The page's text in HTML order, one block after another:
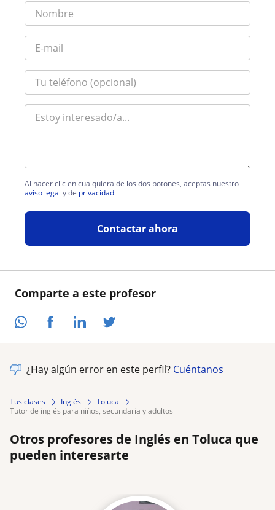
Comparte a este profesor
Al hacer clic en cualquiera de los dos botones, aceptas nuestro
aviso legal y de privacidad
Contactar ahora
¿Hay algún error en este perfil? Cuéntanos
Tus clases Inglés
Toluca
tutor de inglés para niños, secundaria y adultos
Otros profesores de Inglés en Toluca que
pueden interesarte